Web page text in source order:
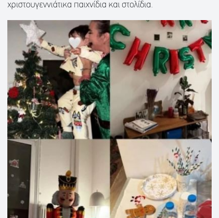
χριστουγεννιάτικα παιχνίδια και στολίδια.